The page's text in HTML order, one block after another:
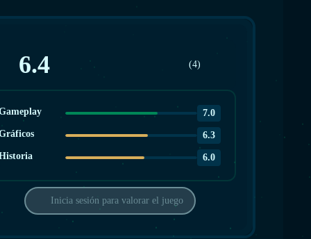
6.4 (4)
7.0
6.3
6.0
Inicia sesión para valorar el juego